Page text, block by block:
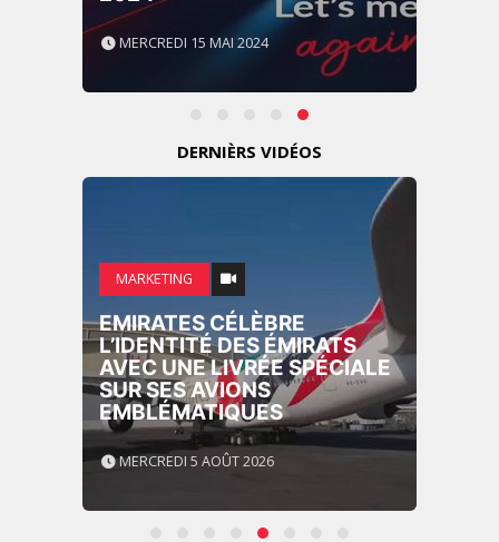
MERCREDI 15 MAI 2024
DERNIÈRS VIDÉOS
MARKETING
EMIRATES CÉLÈBRE
L’IDENTITÉ DES ÉMIRATS
AVEC UNE LIVRÉE SPÉCIALE
SUR SES AVIONS
EMBLÉMATIQUES
MERCREDI 5 AOÛT 2026